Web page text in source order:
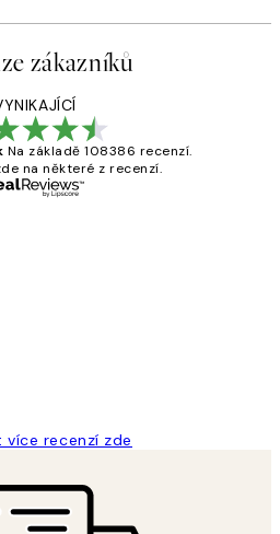
zákazníků
Na základě 108386 recenzí.
na některé z recenzí.
více recenzí zde